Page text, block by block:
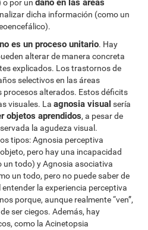
o por undaño en las áreas
dicha información (como un
es un proceso unitario. Hay
alterar de manera concreta
explicados. Los trastornos de
selectivos en las áreas
procesos alterados. Estos déficits
visuales. Laagnosia visual sería
objetos aprendidos, a pesar de
la agudeza visual.
tipos: Agnosia perceptiva
pero hay una incapacidad
un todo) y Agnosia asociativa
un todo, pero no puede saber de
la experiencia perceptiva
porque, aunque realmente “ven”,
ser ciegos. Además, hay
como la Acinetopsia